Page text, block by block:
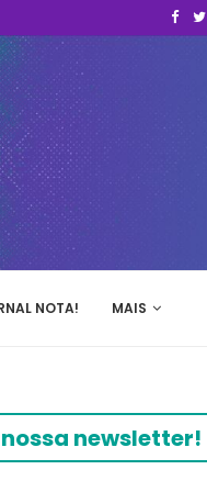
NOTA! MAIS
newsletter!